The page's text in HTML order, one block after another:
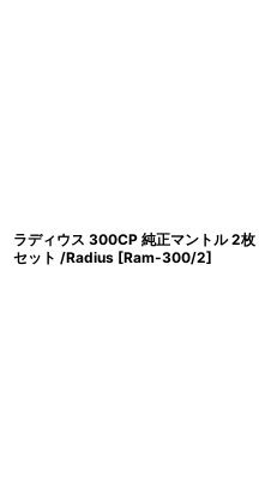
ラディウス 300CP 純正マントル 2枚
セット /Radius [Ram-300/2]